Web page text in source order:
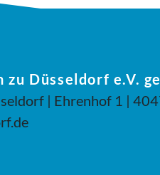
Düsseldorf e.V.
| Ehrenhof 1 |